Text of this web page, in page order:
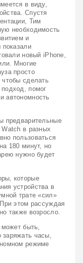
в виду,
Спустя
Тим
необходимость
и
показали
новый iPhone,
Многие
просто
сделать
помог
автономность
предварительные
в разных
пользоваться
180 минут, но
нужно будет
которые
устройства в
трате «сил»
этом рассуждая
также возросло.
может быть,
заряжать часы,
режиме